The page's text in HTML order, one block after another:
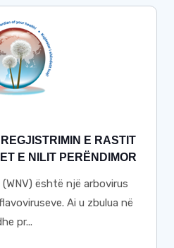
E RASTIT
E NILIT PERËNDIMOR
është një arbovirus
Ai u zbulua në
pr...